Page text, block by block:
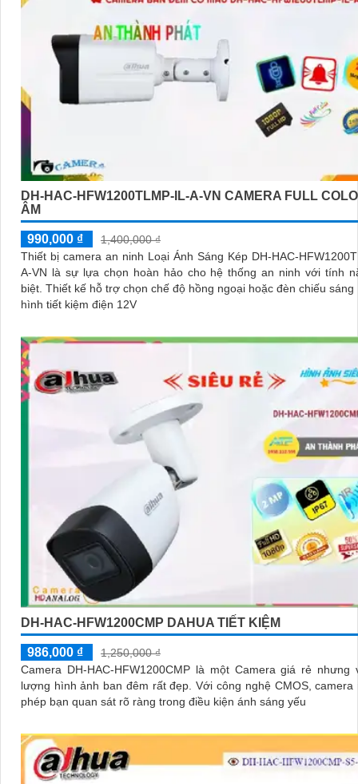
DH-HAC-HFW1200TLMP-IL-A-VN CAMERA FULL
ÂM
990,000 ₫
1,400,000 ₫
Thiết bị camera an ninh Loại Ánh Sáng Kép DH-HAC-
A-VN là sự lựa chọn hoàn hảo cho hệ thống an ninh với tính
biệt. Thiết kế hỗ trợ chọn chế độ hồng ngoại hoặc đèn chiếu sáng HD, cấu
hình tiết kiệm điện 12V
DH-HAC-HFW1200CMP DAHUA TIẾT KIỆM
986,000 ₫
1,250,000 ₫
Camera DH-HAC-HFW1200CMP là một Camera giá rẻ nhưng
lượng hình ảnh ban đêm rất đẹp. Với công nghệ CMOS, camera này cho
phép bạn quan sát rõ ràng trong điều kiện ánh sáng yếu